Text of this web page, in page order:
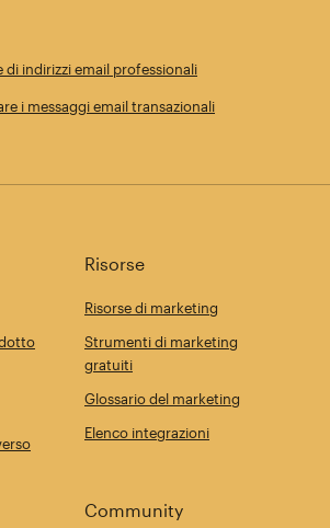
di indirizzi email professionali
i messaggi email transazionali
Risorse
Risorse di marketing
Strumenti di marketing
gratuiti
Glossario del marketing
Elenco integrazioni
Community